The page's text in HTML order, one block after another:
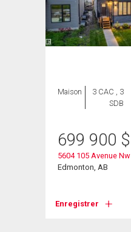
Maison
3 CAC , 3
SDB
699 900 $
5604 105 Avenue Nw
Edmonton, AB
Enregistrer